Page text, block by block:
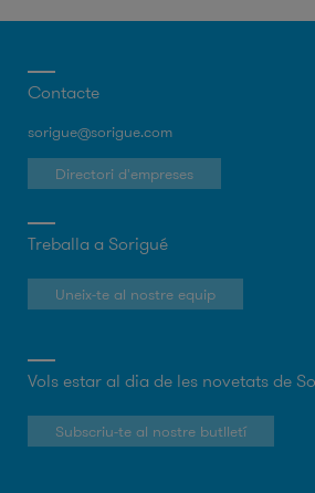
Contacte
sorigue@sorigue.com
Directori d'empreses
Treballa a Sorigué
Uneix-te al nostre equip
Vols estar al dia de les novetats de
Subscriu-te al nostre butlletí